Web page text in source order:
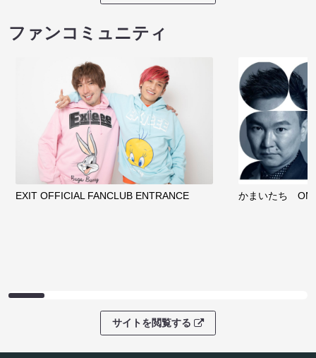
ファンコミュニティ
EXIT OFFICIAL FANCLUB ENTRANCE かまいたち
サイトを閲覧する